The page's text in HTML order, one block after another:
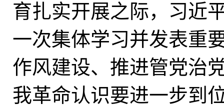
育扎实开展之际，习近
一次集体学习并发表重
作风建设、推进管党治
我革命认识要进一步到